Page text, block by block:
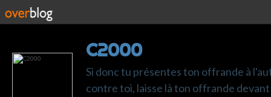
C2000
Si donc tu présentes ton offrande à
contre toi, laisse là ton offrande